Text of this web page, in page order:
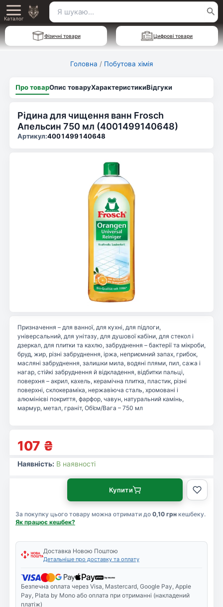
Перейти
до
вмісту
Main
Menu
Каталог
Пошук
для:
Фізичні товари Цифрові товари
Головна / Побутова хімія
Про товарОпис товаруХарактеристикиВідгуки
Рідина для чищення ванн Frosch
Апельсин 750 мл (4001499140648)
Артикул:4001499140648
107 ₴
Призначення – для ванної, для кухні, для підлоги,
універсальний, для унітазу, для душової кабіни, для стекол і
дзеркал, для плитки та кахлю, забруднення – бактерії та мікроби,
бруд, жир, різні забруднення, іржа, неприємний запах, грибок,
масляні забруднення, залишки мила, водяні плями, пил, сажа і
нагар, стійкі забруднення й відкладення, відбитки пальці,
поверхня – акрил, кахель, керамічна плитка, пластик, різні
поверхні, склокераміка, нержавіюча сталь, хромовані і
алюмінієві покриття, фарфор, чавун, натуральний камінь,
мармур, метал, граніт, Об’єм/Вага – 750 мл
Наявність: В наявності
За покупку цього товару можна отримати до 0,10 грн кешбеку.
Як працює кешбек?
Купити
Доставка Новою Поштою
Детальніше про доставку та оплату
Безпечна оплата через Visa, Mastercard, Google Pay, Apple
Pay, Plata by Mono або оплата при отриманні (накладений
платіж)